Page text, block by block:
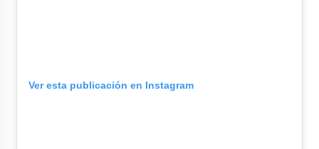
Ver esta publicación en Instagram